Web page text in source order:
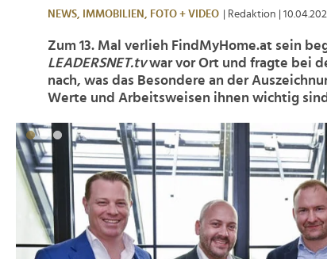
NEWS, IMMOBILIEN, FOTO + VIDEO | Redaktion |
Zum 13. Mal verlieh FindMyHome.at sein
LEADERSNET.tvwar vor Ort und fragte bei
nach, was das Besondere an der
Werte und Arbeitsweisen ihnen wichtig
>